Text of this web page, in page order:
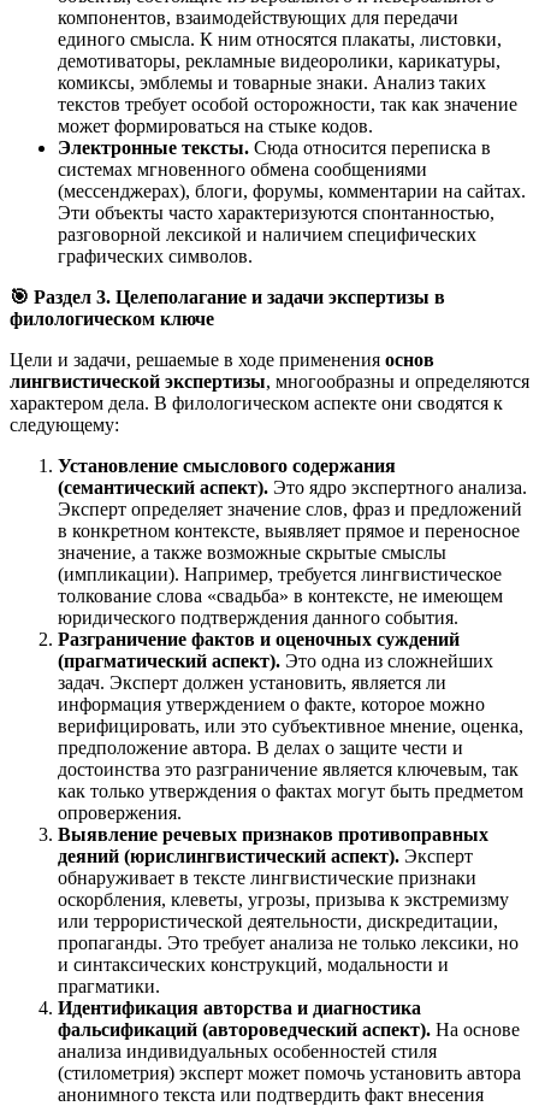
компонентов, взаимодействующих для передачи
единого смысла. К ним относятся плакаты, листовки,
демотиваторы, рекламные видеоролики, карикатуры,
комиксы, эмблемы и товарные знаки. Анализ таких
текстов требует особой осторожности, так как значение
может формироваться на стыке кодов.
Электронные тексты. Сюда относится переписка в
системах мгновенного обмена сообщениями
(мессенджерах), блоги, форумы, комментарии на сайтах.
Эти объекты часто характеризуются спонтанностью,
разговорной лексикой и наличием специфических
графических символов.
🎯 Раздел 3. Целеполагание и задачи экспертизы в
филологическом ключе
Цели и задачи, решаемые в ходе применения основ
лингвистической экспертизы, многообразны и определяются
характером дела. В филологическом аспекте они сводятся к
следующему:
Установление смыслового содержания
(семантический аспект). Это ядро экспертного анализа.
Эксперт определяет значение слов, фраз и предложений
в конкретном контексте, выявляет прямое и переносное
значение, а также возможные скрытые смыслы
(импликации). Например, требуется лингвистическое
толкование слова «свадьба» в контексте, не имеющем
юридического подтверждения данного события.
Разграничение фактов и оценочных суждений
(прагматический аспект). Это одна из сложнейших
задач. Эксперт должен установить, является ли
информация утверждением о факте, которое можно
верифицировать, или это субъективное мнение, оценка,
предположение автора. В делах о защите чести и
достоинства это разграничение является ключевым, так
как только утверждения о фактах могут быть предметом
опровержения.
Выявление речевых признаков противоправных
деяний (юрислингвистический аспект). Эксперт
обнаруживает в тексте лингвистические признаки
оскорбления, клеветы, угрозы, призыва к экстремизму
или террористической деятельности, дискредитации,
пропаганды. Это требует анализа не только лексики, но
и синтаксических конструкций, модальности и
прагматики.
Идентификация авторства и диагностика
фальсификаций (автороведческий аспект). На основе
анализа индивидуальных особенностей стиля
(стилометрия) эксперт может помочь установить автора
анонимного текста или подтвердить факт внесения